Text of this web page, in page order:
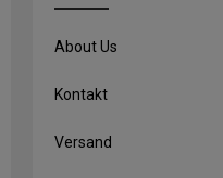
About Us
Kontakt
Versand